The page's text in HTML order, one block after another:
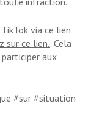
via ce lien :
sur ce lien.. Cela
aux
#sur #situation